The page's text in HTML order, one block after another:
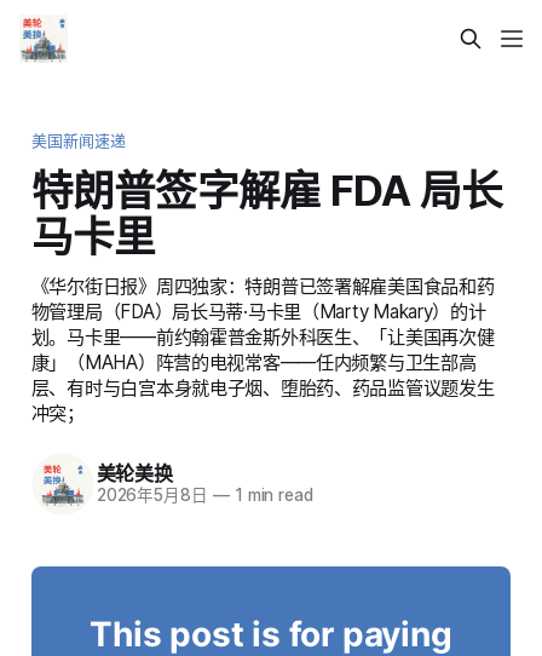
美国新闻速递
特朗普签字解雇 FDA 局长
马卡里
《华尔街日报》周四独家：特朗普已签署解雇美国食品和药
物管理局（FDA）局长马蒂·马卡里（Marty Makary）的计
划。马卡里——前约翰霍普金斯外科医生、「让美国再次健
康」（MAHA）阵营的电视常客——任内频繁与卫生部高
层、有时与白宫本身就电子烟、堕胎药、药品监管议题发生
冲突；
美轮美换
2026年5月8日 —1 min read
This post is for paying